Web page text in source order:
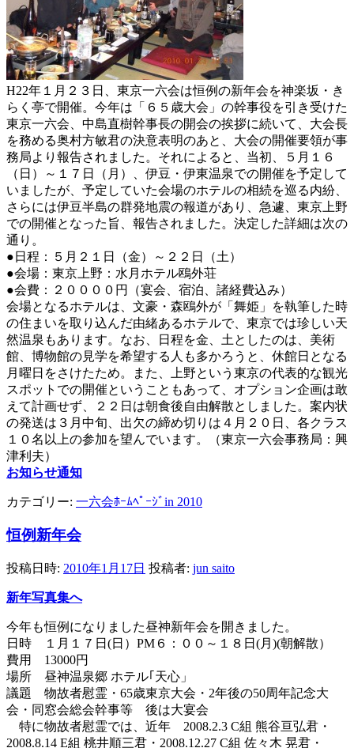
H22年１月２３日、東京一六会は恒例の新年会を神楽坂・き
らく亭で開催。今年は「６５歳大会」の幹事役を引き受けた
東京一六会、中島直樹幹事長の開会の挨拶に続いて、大会長
を務める奥村方敏君の決意表明のあと、大会の開催要領が事
務局より報告されました。それによると、当初、５月１６
（日）～１７日（月）、伊豆・伊東温泉での開催を予定して
いましたが、予定していた会場のホテルの相続を巡る内紛、
さらには伊豆半島の群発地震の報道があり、急遽、東京上野
での開催となった旨、報告されました。決定した詳細は次の
通り。
●日程：５月２１日（金）～２２日（土）
●会場：東京上野：水月ホテル鴎外荘
●会費：２００００円（宴会、宿泊、諸経費込み）
会場となるホテルは、文豪・森鴎外が「舞姫」を執筆した時
の住まいを取り込んだ由緒あるホテルで、東京では珍しい天
然温泉もあります。なお、日程を金、土としたのは、美術
館、博物館の見学を希望する人も多かろうと、休館日となる
月曜日をさけたため。また、上野という東京の代表的な観光
スポットでの開催ということもあって、オプション企画は敢
えて計画せず、２２日は朝食後自由解散としました。案内状
の発送は３月中旬、出欠の締め切りは４月２０日、各クラス
１０名以上の参加を望んでいます。（東京一六会事務局：興
津利夫）
お知らせ通知
カテゴリー: 一六会ﾎｰﾑﾍﾟｰｼﾞin 2010
恒例新年会
投稿日時: 2010年1月17日 投稿者: jun saito
新年写真集へ
今年も恒例になりました昼神新年会を開きました。
日時 １月１７日(日）PM６：００～１８日(月)(朝解散）
費用 13000円
場所 昼神温泉郷 ホテル｢天心」
議題 物故者慰霊・65歳東京大会・2年後の50周年記念大
会・同窓会総会幹事等 後は大宴会
特に物故者慰霊では、近年 2008.2.3 C組 熊谷亘弘君・
2008.8.14 E組 桃井順三君・2008.12.27 C組 佐々木 晃君・